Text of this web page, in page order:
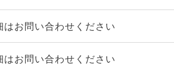
はお問い合わせください
はお問い合わせください